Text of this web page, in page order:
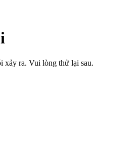
xảy ra. Vui lòng thử lại sau.